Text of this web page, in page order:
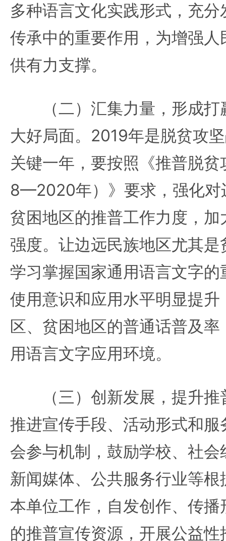
多种语言文化实践形式，充
传承中的重要作用，为增强
供有力支撑。
（二）汇集力量，形成打
大好局面。2019年是脱贫攻
关键一年，要按照《推普脱
8—2020年）》要求，强化对
贫困地区的推普工作力度，
强度。让边远民族地区尤其
学习掌握国家通用语言文字
使用意识和应用水平明显提
区、贫困地区的普通话普及
用语言文字应用环境。
（三）创新发展，提升推
推进宣传手段、活动形式和
会参与机制，鼓励学校、社
新闻媒体、公共服务行业等
本单位工作，自发创作、传
的推普宣传资源，开展公益